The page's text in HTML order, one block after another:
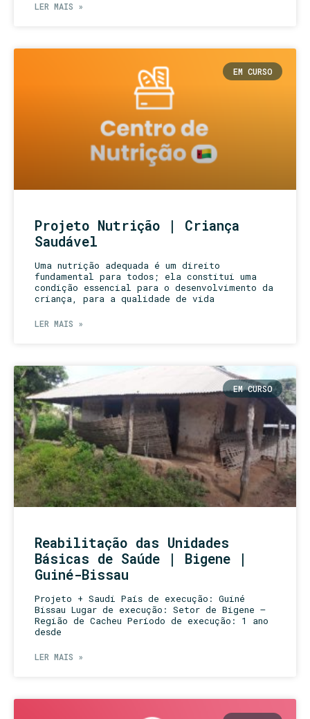
LER MAIS »
EM CURSO
Projeto Nutrição | Criança
Saudável
Uma nutrição adequada é um direito
fundamental para todos; ela constitui uma
condição essencial para o desenvolvimento da
criança, para a qualidade de vida
LER MAIS »
EM CURSO
Reabilitação das Unidades
Básicas de Saúde | Bigene |
Guiné-Bissau
Projeto + Saudi País de execução: Guiné
Bissau Lugar de execução: Setor de Bigene –
Região de Cacheu Período de execução: 1 ano
desde
LER MAIS »